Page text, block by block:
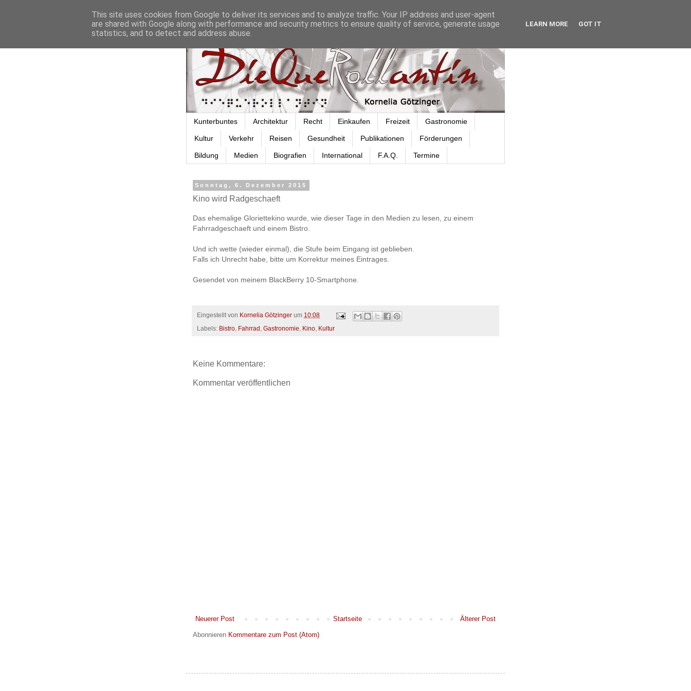
Kunterbuntes Architektur Recht Einkaufen Freizeit Gastronomie
Kultur Verkehr Reisen Gesundheit Publikationen Förderungen
Bildung Medien Biografien International F.A.Q. Termine
Sonntag, 6. Dezember 2015
Kino wird Radgeschaeft
Das ehemalige Gloriettekino wurde, wie dieser Tage in den Medien zu lesen, zu einem
Fahrradgeschaeft und einem Bistro.
Und ich wette (wieder einmal), die Stufe beim Eingang ist geblieben.
Falls ich Unrecht habe, bitte um Korrektur meines Eintrages.
Gesendet von meinem BlackBerry 10-Smartphone.
Eingestellt von Kornelia Götzinger um 10:08
Labels: Bistro Fahrrad Gastronomie Kino Kultur
Keine Kommentare:
Kommentar veröffentlichen
Neuerer Post Älterer Post
Startseite
Abonnieren Kommentare zum Post (Atom)
This site uses cookies from Google to deliver its services and to analyze traffic. Your IP address and user-agent
are shared with Google along with performance and security metrics to ensure quality of service, generate usage
statistics, and to detect and address abuse.
LEARN MORE GOT IT